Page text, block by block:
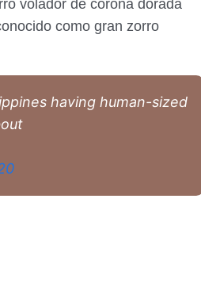
volador de corona dorada
como gran zorro
having human-sized